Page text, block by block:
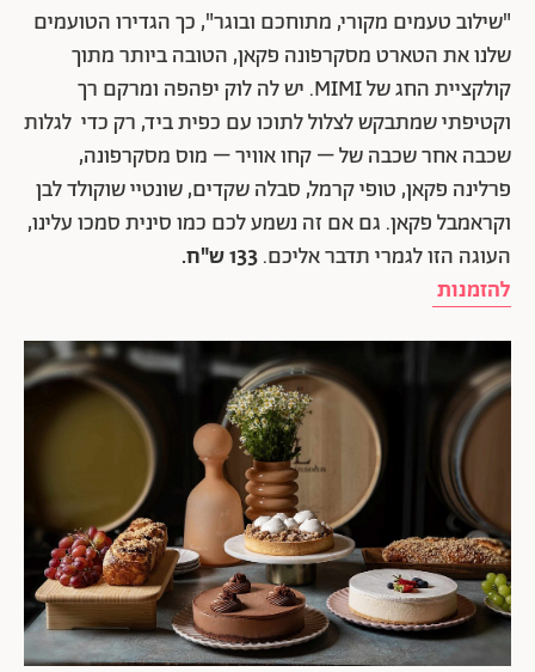
"שילוב טעמים מקורי, מתוחכם ובוגר", כך הגדירו הטועמים
שלנו את הטארט מסקרפונה פקאן, הטובה ביותר מתוך
קולקציית החג של MIMI. יש לה לוק יפהפה ומרקם רך
וקטיפתי שמתבקש לצלול לתוכו עם כפית ביד, רק כדי לגלות
שכבה אחר שכבה של – קחו אוויר – מוס מסקרפונה,
פרלינה פקאן, טופי קרמל, סבלה שקדים, שונטיי שוקולד לבן
וקראמבל פקאן. גם אם זה נשמע לכם כמו סינית סמכו עלינו,
העוגה הזו לגמרי תדבר אליכם.133 ש"ח.
להזמנות